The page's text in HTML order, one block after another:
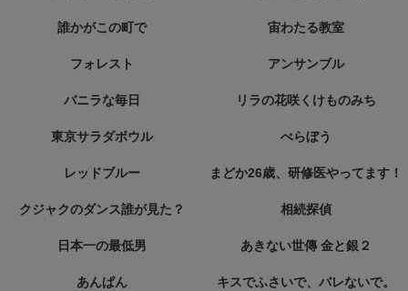
誰かがこの町で 宙わたる教室
フォレスト アンサンブル
バニラな毎日 リラの花咲くけものみち
東京サラダボウル べらぼう
レッドブルー まどか26歳、研修医やってます！
クジャクのダンス誰が見た？ 相続探偵
日本一の最低男 あきない世傳 金と銀２
あんぱん キスでふさいで、バレないで。